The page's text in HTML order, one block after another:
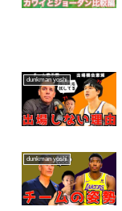
dunkman yoshi
dunkman yoshi